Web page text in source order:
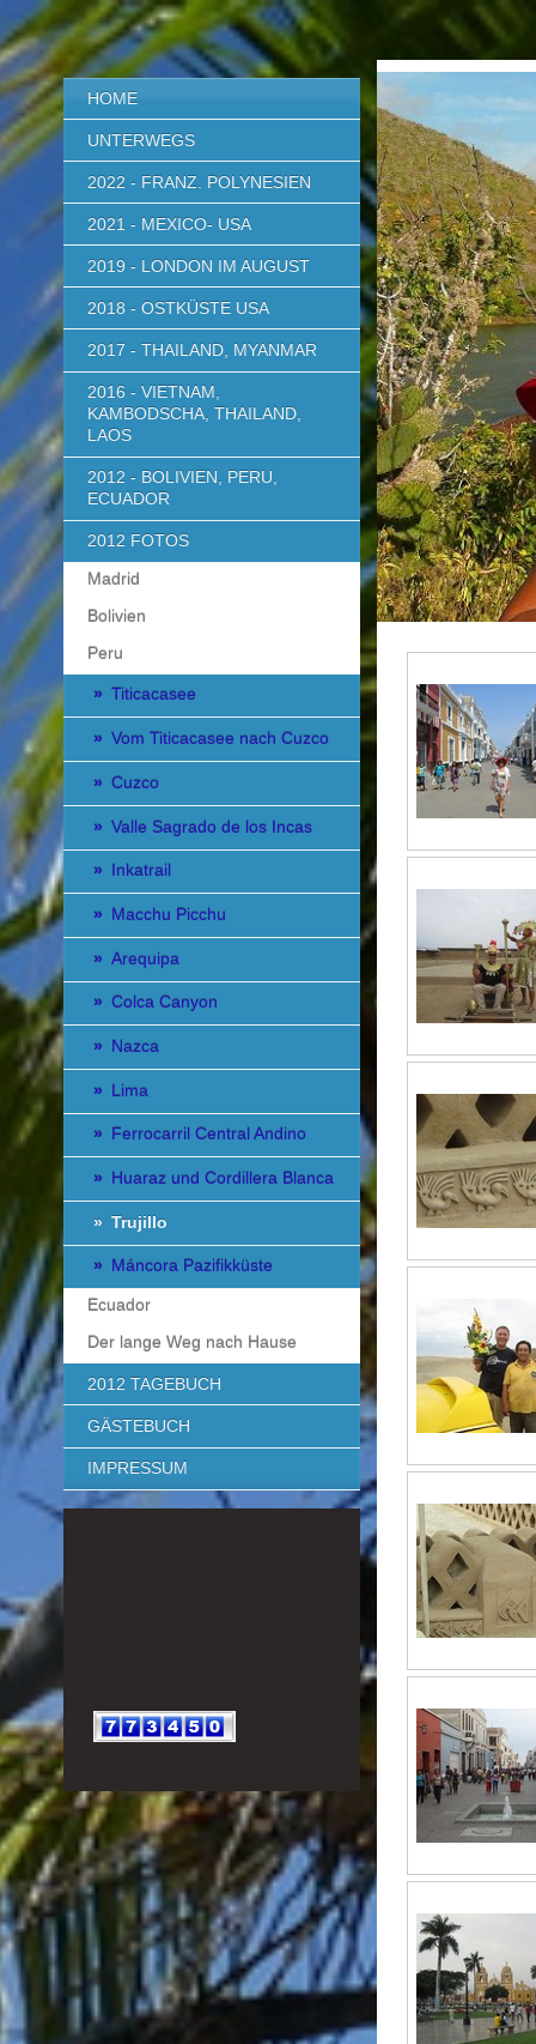
HOME
UNTERWEGS
2022 - FRANZ. POLYNESIEN
2021 - MEXICO- USA
2019 - LONDON IM AUGUST
2018 - OSTKÜSTE USA
2017 - THAILAND, MYANMAR
2016 - VIETNAM,
KAMBODSCHA, THAILAND,
LAOS
2012 - BOLIVIEN, PERU,
ECUADOR
2012 FOTOS
Madrid
Bolivien
Peru
Titicacasee
Vom Titicacasee nach Cuzco
Cuzco
Valle Sagrado de los Incas
Inkatrail
Macchu Picchu
Arequipa
Colca Canyon
Nazca
Lima
Ferrocarril Central Andino
Huaraz und Cordillera Blanca
Trujillo
Máncora Pazifikküste
Ecuador
Der lange Weg nach Hause
2012 TAGEBUCH
GÄSTEBUCH
IMPRESSUM